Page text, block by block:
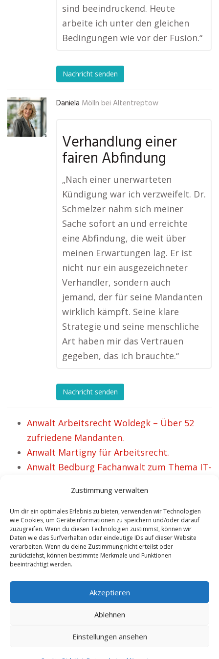
Zustimmung verwalten
Um dir ein optimales Erlebnis zu bieten, verwenden wir Technologien
wie Cookies, um Geräteinformationen zu speichern und/oder darauf
zuzugreifen. Wenn du diesen Technologien zustimmst, können wir
Daten wie das Surfverhalten oder eindeutige IDs auf dieser Website
verarbeiten. Wenn du deine Zustimmung nicht erteilst oder
zurückziehst, können bestimmte Merkmale und Funktionen
beeinträchtigt werden.
Akzeptieren
Ablehnen
Einstellungen ansehen
sind beeindruckend. Heute
arbeite ich unter den gleichen
Bedingungen wie vor der Fusion.“
Nachricht senden
Daniela Mölln bei Altentreptow
Verhandlung einer
fairen Abfindung
„Nach einer unerwarteten
Kündigung war ich verzweifelt. Dr.
Schmelzer nahm sich meiner
Sache sofort an und erreichte
eine Abfindung, die weit über
meinen Erwartungen lag. Er ist
nicht nur ein ausgezeichneter
Verhandler, sondern auch
jemand, der für seine Mandanten
wirklich kämpft. Seine klare
Strategie und seine menschliche
Art haben mir das Vertrauen
gegeben, das ich brauchte.“
Nachricht senden
Anwalt Arbeitsrecht Woldegk – Über 52
zufriedene Mandanten.
Anwalt Martigny für Arbeitsrecht.
Anwalt Bedburg Fachanwalt zum Thema IT-
Kanzlei Dr. Schmelzer Anwalt Arbeitsrecht
Höxter.
Rechtsanwalt Strasburg Spezialist für
Arbeitsrecht.
Anwalt Arbeitsrecht Oberursel – Kathi ist
zufrieden.
Anwalt Schkölen in Sachen Arbeitsrecht.